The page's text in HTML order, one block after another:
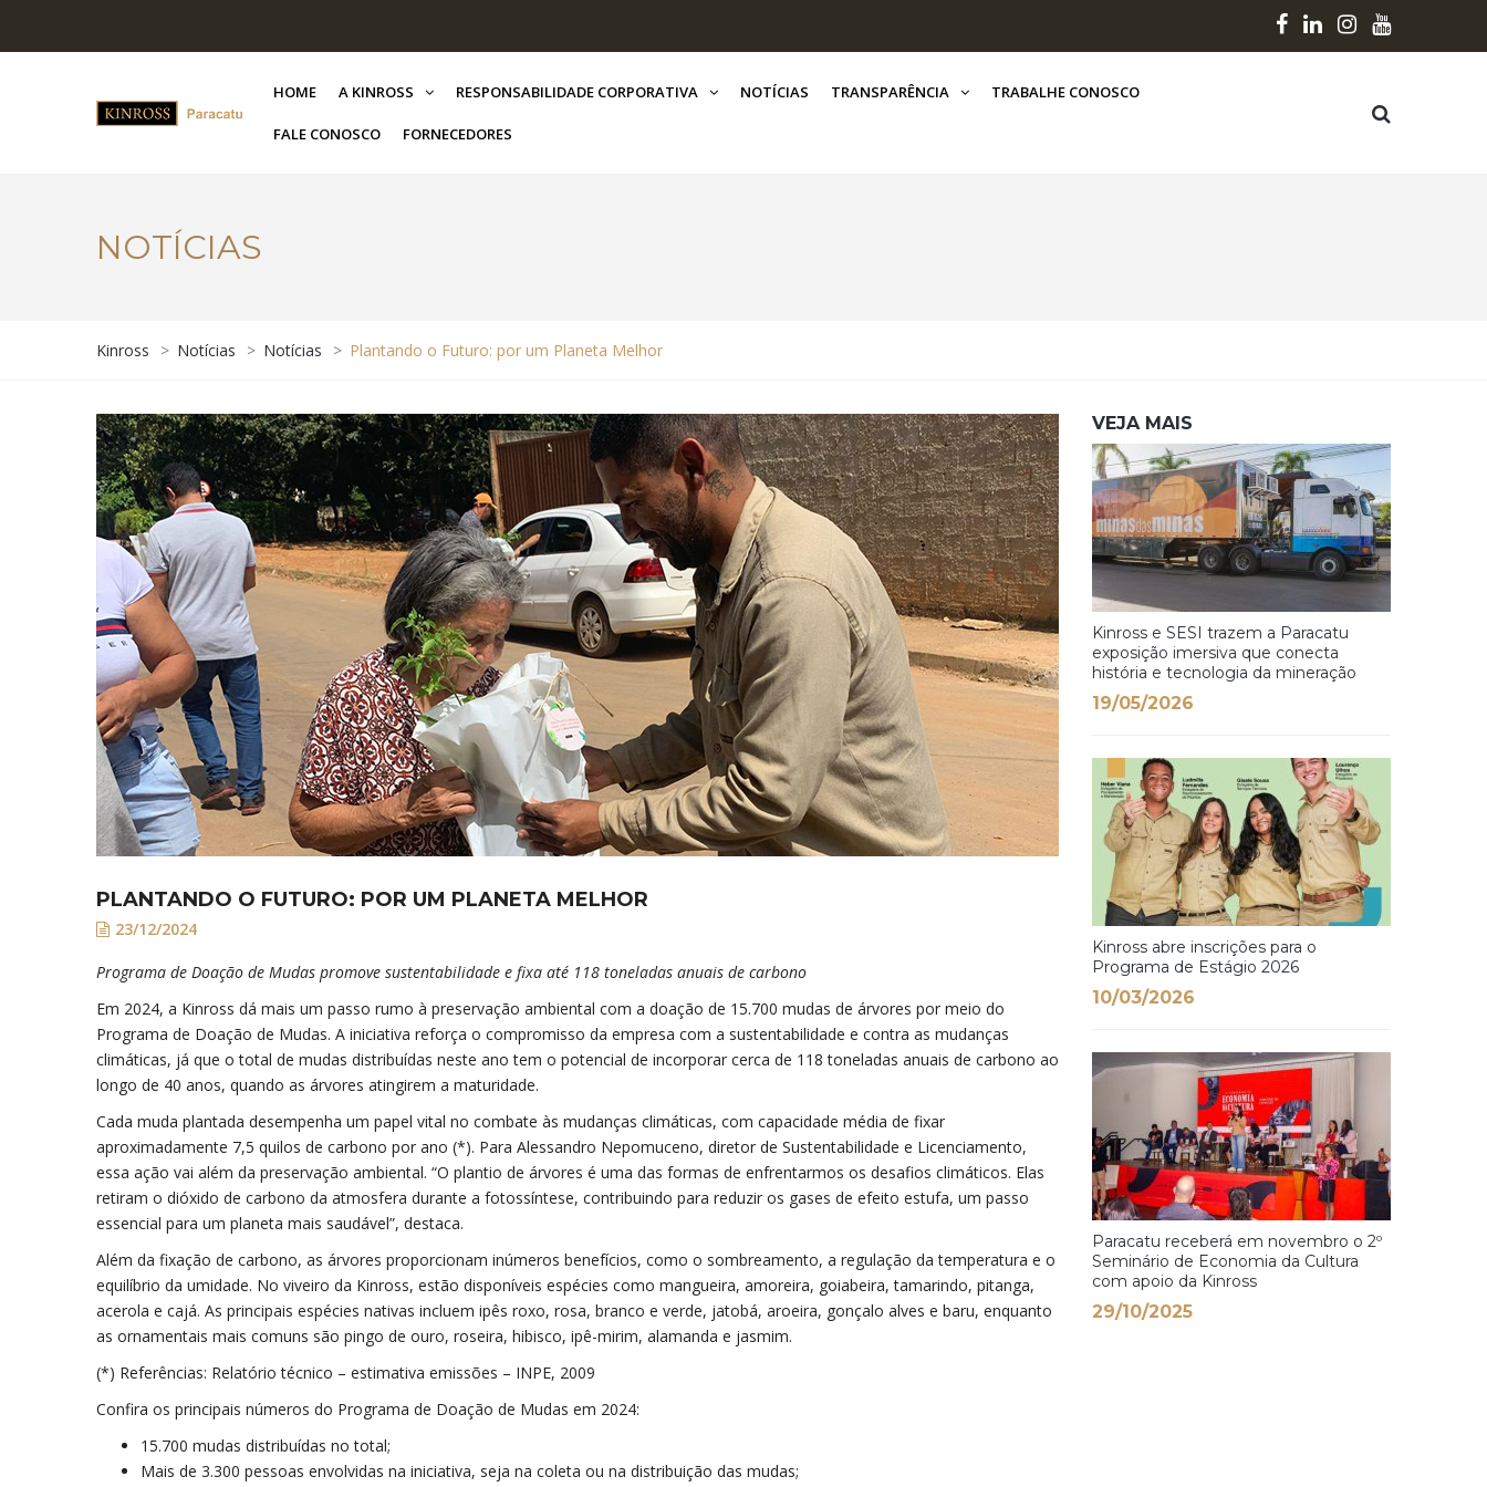
HOME A KINROSS RESPONSABILIDADE CORPORATIVA NOTÍCIAS TRANSPARÊNCIA TRABALHE CONOSCO
FALE CONOSCO FORNECEDORES
NOTÍCIAS
Kinross > Notícias > Notícias > Plantando o Futuro: por um Planeta Melhor
PLANTANDO O FUTURO: POR UM PLANETA MELHOR
23/12/2024
Programa de Doação de Mudas promove sustentabilidade e fixa até 118 toneladas anuais de carbono
Em 2024, a Kinross dá mais um passo rumo à preservação ambiental com a doação de 15.700 mudas de árvores por meio do
Programa de Doação de Mudas. A iniciativa reforça o compromisso da empresa com a sustentabilidade e contra as mudanças
climáticas, já que o total de mudas distribuídas neste ano tem o potencial de incorporar cerca de 118 toneladas anuais de carbono ao
longo de 40 anos, quando as árvores atingirem a maturidade.
Cada muda plantada desempenha um papel vital no combate às mudanças climáticas, com capacidade média de fixar
aproximadamente 7,5 quilos de carbono por ano (*). Para Alessandro Nepomuceno, diretor de Sustentabilidade e Licenciamento,
essa ação vai além da preservação ambiental. “O plantio de árvores é uma das formas de enfrentarmos os desafios climáticos. Elas
retiram o dióxido de carbono da atmosfera durante a fotossíntese, contribuindo para reduzir os gases de efeito estufa, um passo
essencial para um planeta mais saudável”, destaca.
Além da fixação de carbono, as árvores proporcionam inúmeros benefícios, como o sombreamento, a regulação da temperatura e o
equilíbrio da umidade. No viveiro da Kinross, estão disponíveis espécies como mangueira, amoreira, goiabeira, tamarindo, pitanga,
acerola e cajá. As principais espécies nativas incluem ipês roxo, rosa, branco e verde, jatobá, aroeira, gonçalo alves e baru, enquanto
as ornamentais mais comuns são pingo de ouro, roseira, hibisco, ipê-mirim, alamanda e jasmim.
(*) Referências: Relatório técnico – estimativa emissões – INPE, 2009
Confira os principais números do Programa de Doação de Mudas em 2024:
15.700 mudas distribuídas no total;
Mais de 3.300 pessoas envolvidas na iniciativa, seja na coleta ou na distribuição das mudas;
VEJA MAIS
Kinross e SESI trazem a Paracatu
exposição imersiva que conecta
história e tecnologia da mineração
19/05/2026
Kinross abre inscrições para o
Programa de Estágio 2026
10/03/2026
Paracatu receberá em novembro o 2º
Seminário de Economia da Cultura
com apoio da Kinross
29/10/2025